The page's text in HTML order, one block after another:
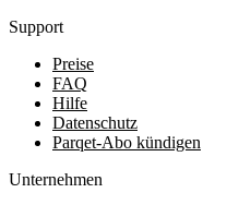
Support
Preise
FAQ
Hilfe
Datenschutz
Parqet-Abo kündigen
Unternehmen